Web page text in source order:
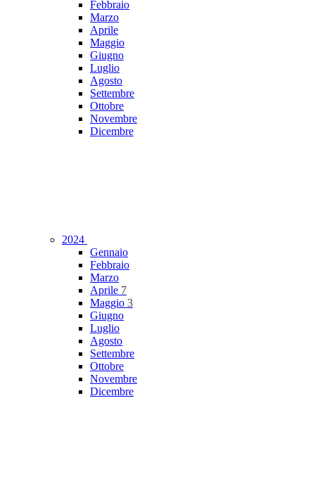
Febbraio
Marzo
Aprile
Maggio
Giugno
Luglio
Agosto
Settembre
Ottobre
Novembre
Dicembre
2024
Gennaio
Febbraio
Marzo
Aprile 7
Maggio 3
Giugno
Luglio
Agosto
Settembre
Ottobre
Novembre
Dicembre